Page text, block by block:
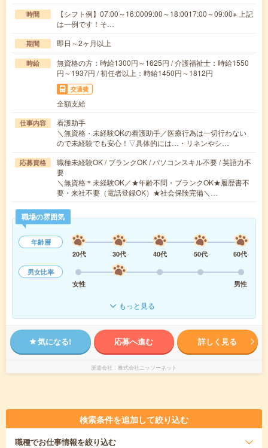
時間
【シフト例】07:00～16:0009:00～18:0017:00～09:00※ 上記
は一例です！そ…
期間 即日～2ヶ月以上
時給
無資格の方：時給1300円～1625円 / 介護福祉士：時給1550
円～1937円 / 初任者以上：時給1450円～1812円
交通費
全額支給
仕事内容
看護助手
＼無資格・未経験OKの看護助手／医療行為は一切行わない
ので未経験でも安心！▽具体的には…・リネンやシ…
応募資格
職種未経験OK / ブランクOK / パソコンスキル不要 / 英語力不
要
＼無資格＊未経験OK／★年齢不問・ブランクOK★履歴書不
要・来社不要（電話登録OK）★社会保険完備＼…
職場の雰囲気
年齢層
20代
30代 40代 50代
60代
男女比率
女性
男性
もっと見る
気になる! 応募へ進む 詳しく見る
派遣会社 株式会社ニッソーネット
検索条件を追加して絞り込む
職種でお仕事情報を絞り込む